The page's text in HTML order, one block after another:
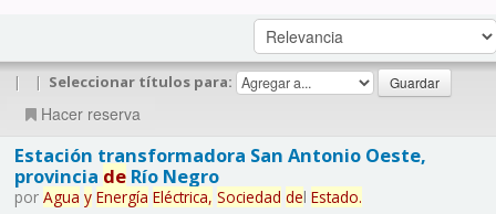
| | Seleccionar títulos para:
Hacer reserva
Estación transformadora San Antonio Oeste,
provincia deRío Negro
por Agua y Energía Eléctrica, Sociedad del Estado.